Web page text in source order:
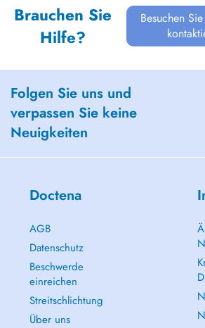
Brauchen Sie
Hilfe?
Besuchen
Folgen Sie uns und
verpassen Sie keine
Neuigkeiten
Doctena
AGB
Datenschutz
Beschwerde
einreichen
Streitschlichtung
Über uns